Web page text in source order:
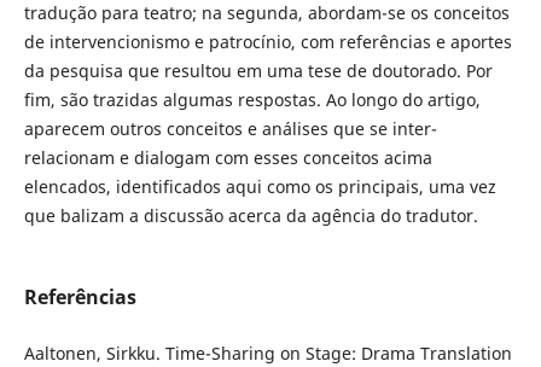
tradução para teatro; na segunda, abordam-se os conceitos
de intervencionismo e patrocínio, com referências e aportes
da pesquisa que resultou em uma tese de doutorado. Por
fim, são trazidas algumas respostas. Ao longo do artigo,
aparecem outros conceitos e análises que se inter-
relacionam e dialogam com esses conceitos acima
elencados, identificados aqui como os principais, uma vez
que balizam a discussão acerca da agência do tradutor.
Referências
Aaltonen, Sirkku. Time-Sharing on Stage: Drama Translation